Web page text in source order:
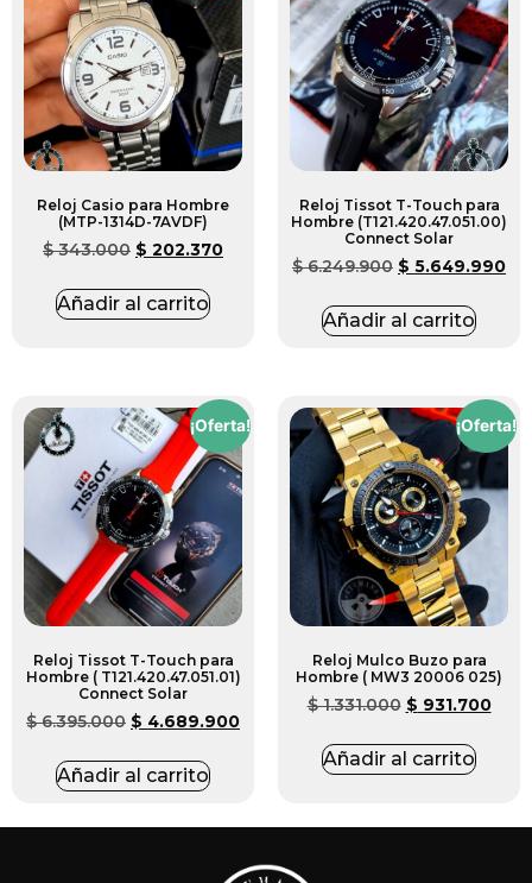
Reloj Casio para Hombre
(MTP-1314D-7AVDF)
$343.000 $ 202.370
Añadir al carrito
Reloj Tissot T-Touch para
Hombre (T121.420.47.051.00)
Connect Solar
$6.249.900 $ 5.649.990
Añadir al carrito
¡Oferta!
Reloj Tissot T-Touch para
Hombre ( T121.420.47.051.01)
Connect Solar
$6.395.000 $ 4.689.900
Añadir al carrito
¡Oferta!
Reloj Mulco Buzo para
Hombre ( MW3 20006 025)
$1.331.000 $ 931.700
Añadir al carrito